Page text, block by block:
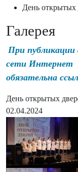
День открытых
Галерея
При публикации
сети Интернет
обязательна
День открытых
02.04.2024